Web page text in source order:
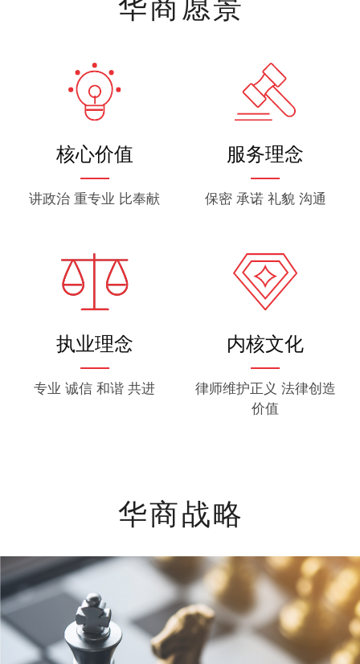
华商愿景
核心价值
讲政治 重专业 比奉献
服务理念
保密 承诺 礼貌 沟通
执业理念
专业 诚信 和谐 共进
内核文化
律师维护正义 法律创造
价值
华商战略